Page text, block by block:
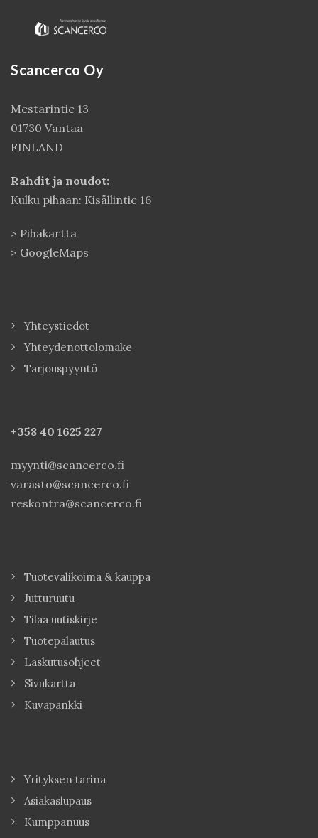
Scancerco Oy
Mestarintie 13
01730 Vantaa
FINLAND
Rahdit ja noudot:
Kulku pihaan: Kisällintie 16
> Pihakartta
> GoogleMaps
Yhteystiedot
Yhteydenottolomake
Tarjouspyyntö
+358 40 1625 227
myynti@scancerco.fi
varasto@scancerco.fi
reskontra@scancerco.fi
Tuotevalikoima & kauppa
Jutturuutu
Tilaa uutiskirje
Tuotepalautus
Laskutusohjeet
Sivukartta
Kuvapankki
Yrityksen tarina
Asiakaslupaus
Kumppanuus